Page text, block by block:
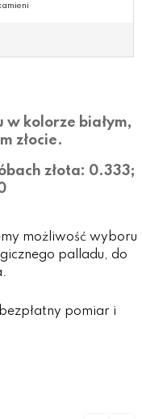
kolorze białym,
złocie.
złota: 0.333;
możliwość wyboru
palladu, do
pomiar i